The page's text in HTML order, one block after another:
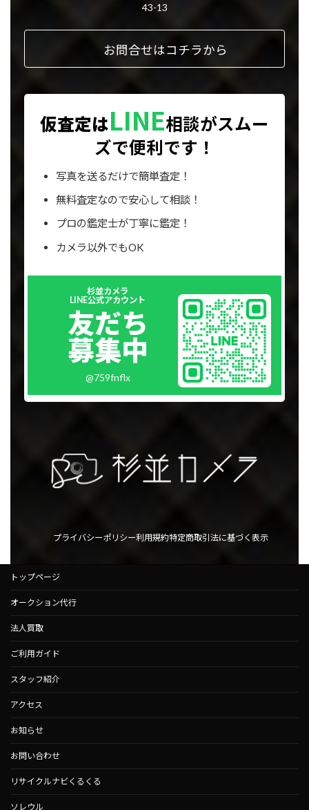
43-13
お問合せはコチラから
仮査定はLINE相談がスムー
ズで便利です！
写真を送るだけで簡単査定！
無料査定なので安心して相談！
プロの鑑定士が丁寧に鑑定！
カメラ以外でもOK
杉並カメラ
LINE公式アカウント
友だち
募集中
@759fnflx
プライバシーポリシー利用規約特定商取引法に基づく表示
トップページ
オークション代行
法人買取
ご利用ガイド
スタッフ紹介
アクセス
お知らせ
お問い合わせ
リサイクルナビくるくる
ソレウル